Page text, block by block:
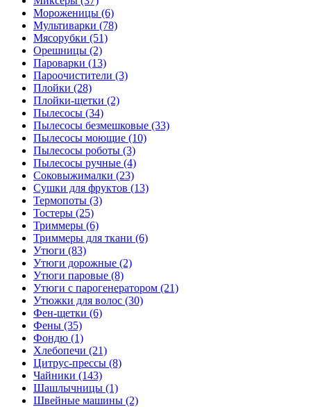
Мороженицы (6)
Мультиварки (78)
Мясорубки (51)
Орешницы (2)
Пароварки (13)
Пароочистители (3)
Плойки (28)
Плойки-щетки (2)
Пылесосы (34)
Пылесосы безмешковые (33)
Пылесосы моющие (10)
Пылесосы роботы (3)
Пылесосы ручные (4)
Соковыжималки (23)
Сушки для фруктов (13)
Термопоты (3)
Тостеры (25)
Триммеры (6)
Триммеры для ткани (6)
Утюги (83)
Утюги дорожные (2)
Утюги паровые (8)
Утюги с парогенератором (21)
Утюжки для волос (30)
Фен-щетки (6)
Фены (35)
Фондю (1)
Хлебопечи (21)
Цитрус-прессы (8)
Чайники (143)
Шашлычницы (1)
Швейные машины (2)